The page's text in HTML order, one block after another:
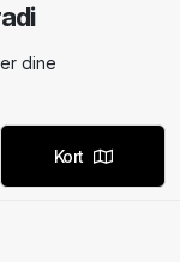
dine
Kort